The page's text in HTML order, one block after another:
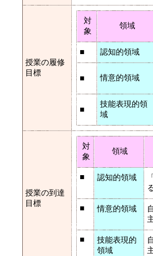
授業の履修
目標
対
象
領域
■ 認知的領域
■ 情意的領域
■
技能表現的領
域
授業の到達
目標
対
象
領域
■ 認知的領域
■ 情意的領域
■
技能表現的
領域